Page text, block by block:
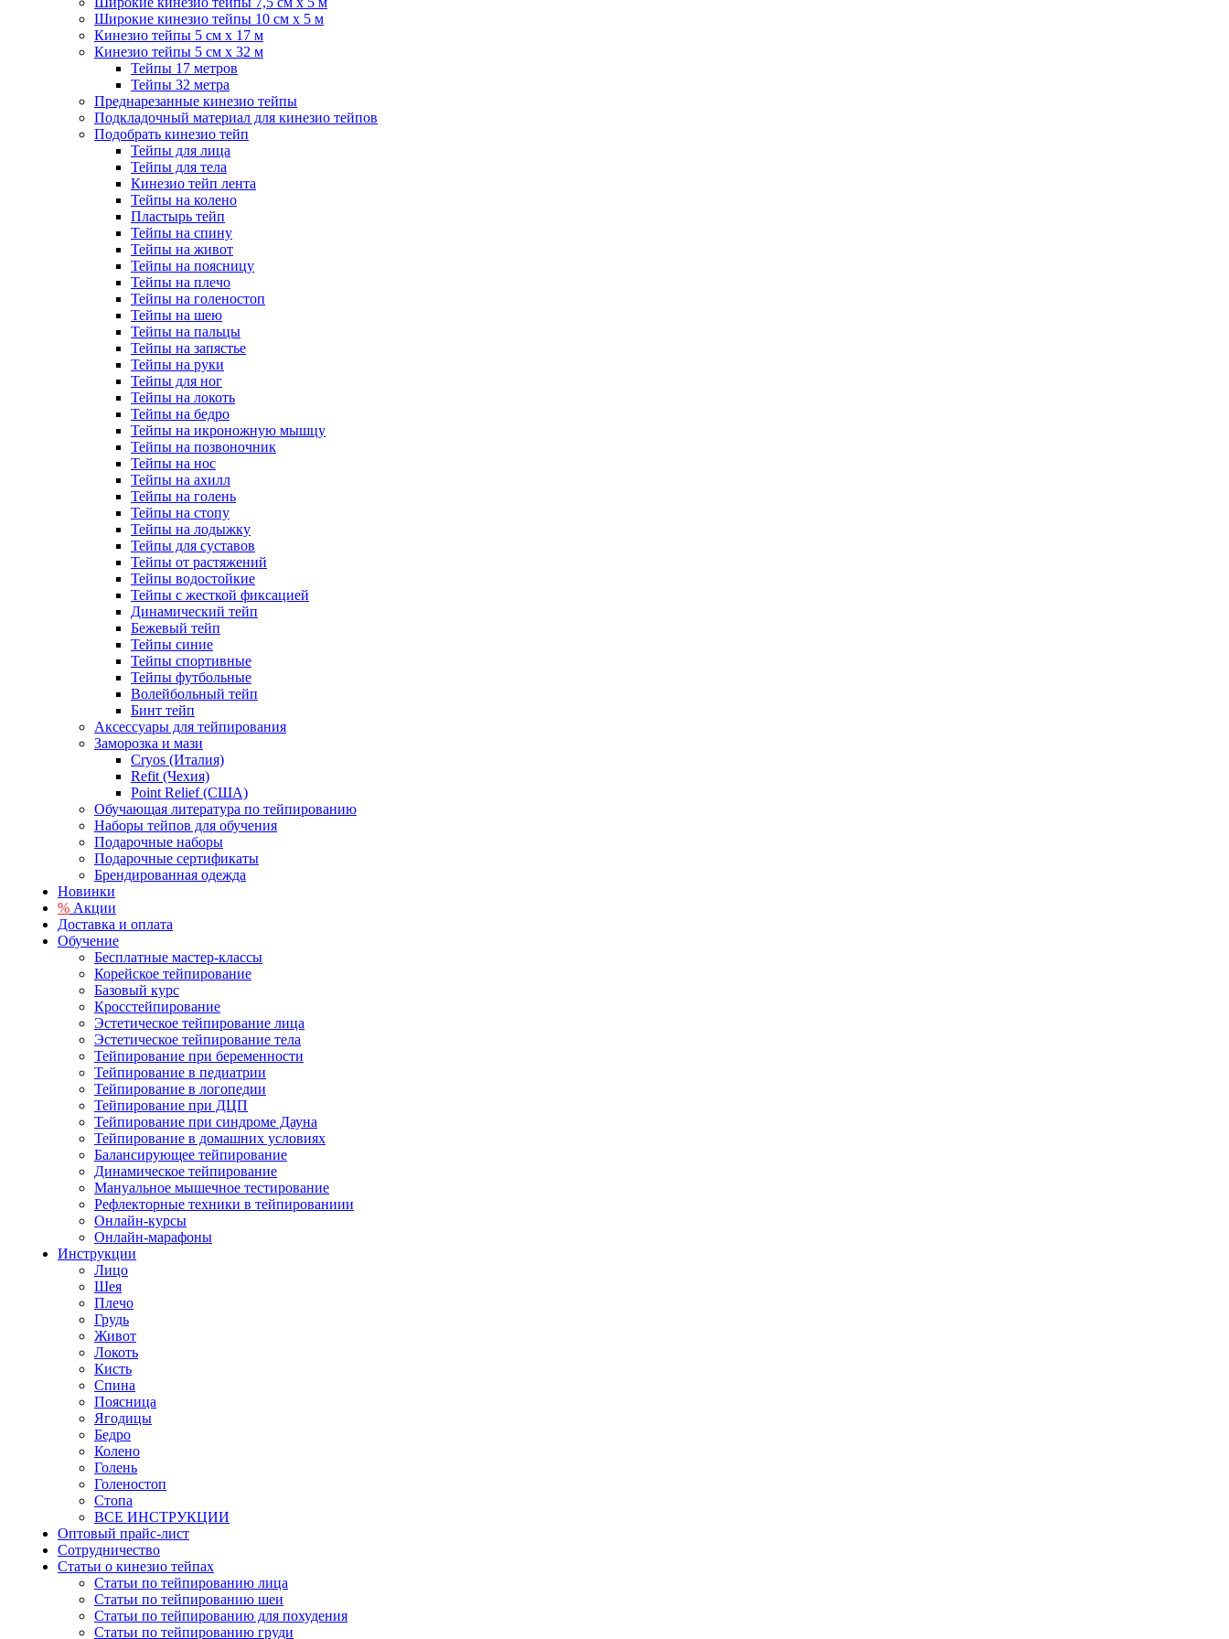
Широкие кинезио тейпы 10 см х 5 м
Кинезио тейпы 5 см x 17 м
Кинезио тейпы 5 см х 32 м
Тейпы 17 метров
Тейпы 32 метра
Преднарезанные кинезио тейпы
Подкладочный материал для кинезио тейпов
Подобрать кинезио тейп
Тейпы для лица
Тейпы для тела
Кинезио тейп лента
Тейпы на колено
Пластырь тейп
Тейпы на спину
Тейпы на живот
Тейпы на поясницу
Тейпы на плечо
Тейпы на голеностоп
Тейпы на шею
Тейпы на пальцы
Тейпы на запястье
Тейпы на руки
Тейпы для ног
Тейпы на локоть
Тейпы на бедро
Тейпы на икроножную мышцу
Тейпы на позвоночник
Тейпы на нос
Тейпы на ахилл
Тейпы на голень
Тейпы на стопу
Тейпы на лодыжку
Тейпы для суставов
Тейпы от растяжений
Тейпы водостойкие
Тейпы с жесткой фиксацией
Динамический тейп
Бежевый тейп
Тейпы синие
Тейпы спортивные
Тейпы футбольные
Волейбольный тейп
Бинт тейп
Аксессуары для тейпирования
Заморозка и мази
Cryos (Италия)
Refit (Чехия)
Point Relief (США)
Обучающая литература по тейпированию
Наборы тейпов для обучения
Подарочные наборы
Подарочные сертификаты
Брендированная одежда
Новинки
% Акции
Доставка и оплата
Обучение
Бесплатные мастер-классы
Корейское тейпирование
Базовый курс
Кросстейпирование
Эстетическое тейпирование лица
Эстетическое тейпирование тела
Тейпирование при беременности
Тейпирование в педиатрии
Тейпирование в логопедии
Тейпирование при ДЦП
Тейпирование при синдроме Дауна
Тейпирование в домашних условиях
Балансирующее тейпирование
Динамическое тейпирование
Мануальное мышечное тестирование
Рефлекторные техники в тейпированиии
Онлайн-курсы
Онлайн-марафоны
Инструкции
Лицо
Шея
Плечо
Грудь
Живот
Локоть
Кисть
Спина
Поясница
Ягодицы
Бедро
Колено
Голень
Голеностоп
Стопа
ВСЕ ИНСТРУКЦИИ
Оптовый прайс-лист
Сотрудничество
Статьи о кинезио тейпах
Статьи по тейпированию лица
Статьи по тейпированию шеи
Статьи по тейпированию для похудения
Статьи по тейпированию груди